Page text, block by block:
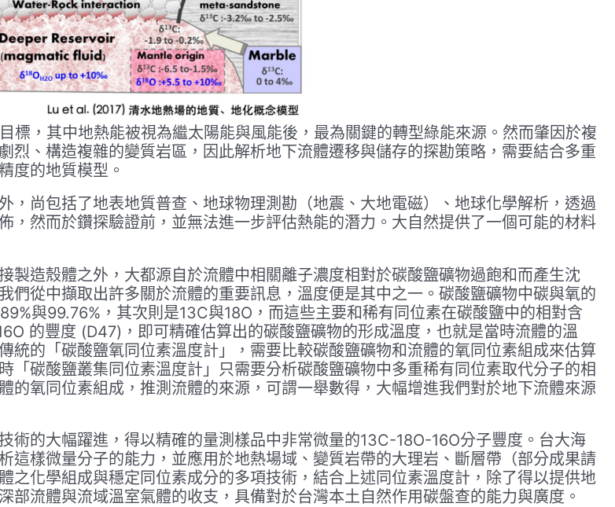
標，其中地熱能被視為繼太陽能與風能後，最為關鍵的轉型綠能來源。然而肇因於複
烈、構造複雜的變質岩區，因此解析地下流體遷移與儲存的探勘策略，需要結合多重
度的地質模型。
，尚包括了地表地質普查、地球物理測勘（地震、大地電磁）、地球化學解析，透過
，然而於鑽探驗證前，並無法進一步評估熱能的潛力。大自然提供了一個可能的材料
造殼體之外，大都源自於流體中相關離子濃度相對於碳酸鹽礦物過飽和而產生沈
們從中擷取出許多關於流體的重要訊息，溫度便是其中之一。碳酸鹽礦物中碳與氧的
與99.76%，其次則是13C與18O，而這些主要和稀有同位素在碳酸鹽中的相對含
的豐度 (D47)，即可精確估算出的碳酸鹽礦物的形成溫度，也就是當時流體的溫
統的「碳酸鹽氧同位素溫度計」，需要比較碳酸鹽礦物和流體的氧同位素組成來估算
碳酸鹽叢集同位素溫度計」只需要分析碳酸鹽礦物中多重稀有同位素取代分子的相
的氧同位素組成，推測流體的來源，可謂一舉數得，大幅增進我們對於地下流體來源
術的大幅躍進，得以精確的量測樣品中非常微量的13C-18O-16O分子豐度。台大海
這樣微量分子的能力，並應用於地熱場域、變質岩帶的大理岩、斷層帶（部分成果請
之化學組成與穩定同位素成分的多項技術，結合上述同位素溫度計，除了得以提供地
流體與流域溫室氣體的收支，具備對於台灣本土自然作用碳盤查的能力與廣度。